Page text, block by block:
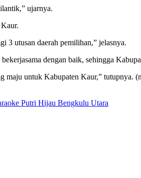
ujarnya.
3 utusan daerah pemilihan,” jelasnya.
dengan baik, sehingga
maju untuk Kabupaten Kaur,” tutupnya.
Putri Hijau Bengkulu Utara